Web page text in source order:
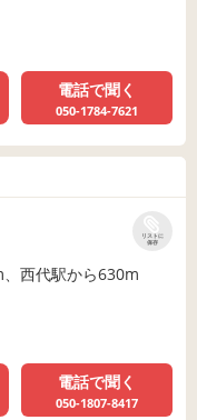
電話で聞く
050-1784-7621
リストに
保存
西代駅から630m
電話で聞く
050-1807-8417